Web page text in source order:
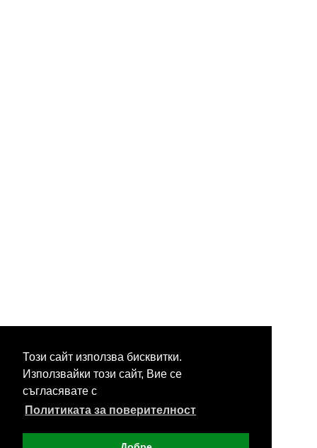
Този сайт използва бисквитки.
Използвайки този сайт, Вие се
съгласявате с
Политиката за поверителност